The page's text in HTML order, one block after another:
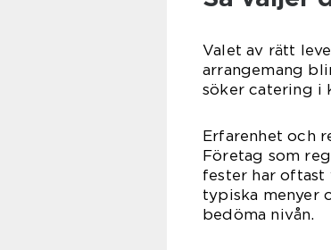
Valet av rätt
arrangemang
söker catering i
Erfarenhet och
Företag som
fester har
typiska menyer
bedöma nivån.